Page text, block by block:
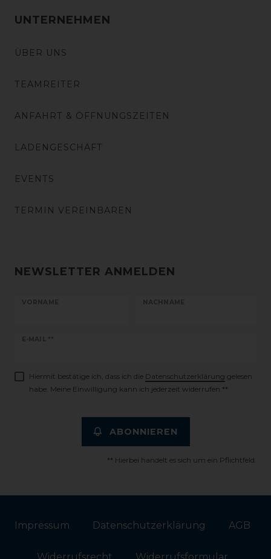
UNTERNEHMEN
ÜBER UNS
TEAMREITER
ANFAHRT & ÖFFNUNGSZEITEN
LADENGESCHÄFT
EVENTS
TERMIN VEREINBAREN
NEWSLETTER ANMELDEN
VORNAME NACHNAME
E-MAIL **
Newsletter
Hiermit bestätige ich, dass ich die Daten­schutz­erklärung gelesen
habe. Meine Einwilligung kann ich jederzeit widerrufen.**
ABONNIEREN
** Hierbei handelt es sich um ein Pflichtfeld.
Impressum Daten­schutz­erklärung AGB